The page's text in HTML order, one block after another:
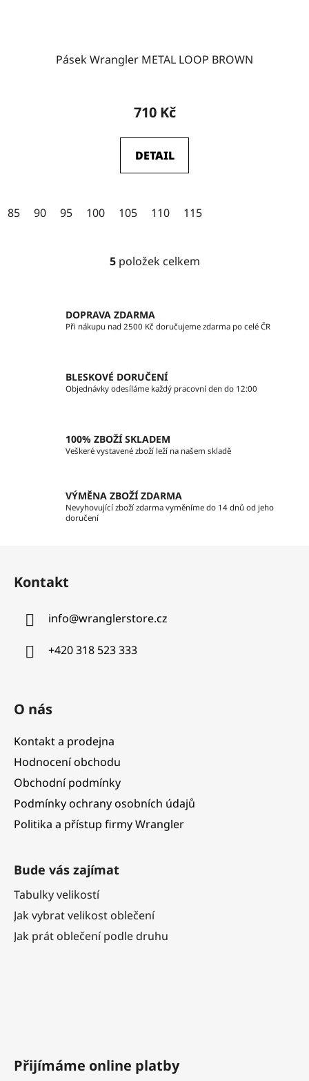
Pásek Wrangler METAL LOOP BROWN
hodnocení
je
5,0
hvězdiček.
710 Kč
DETAIL
85 90 95 100 105 110 115
O
á
d
í
p
k
y
p
i
5položek celkem
DOPRAVA ZDARMA
Při nákupu nad 2500 Kč doručujeme zdarma po celé ČR
BLESKOVÉ DORUČENÍ
Objednávky odesíláme každý pracovní den do 12:00
100% ZBOŽÍ SKLADEM
Veškeré vystavené zboží leží na našem skladě
VÝMĚNA ZBOŽÍ ZDARMA
Nevyhovující zboží zdarma vyměníme do 14 dnů od jeho
doručení
Kontakt
info@wranglerstore.cz
+420 318 523 333
O nás
Kontakt a prodejna
Hodnocení obchodu
Obchodní podmínky
Podmínky ochrany osobních údajů
Politika a přístup firmy Wrangler
Bude vás zajímat
Tabulky velikostí
Jak vybrat velikost oblečení
Jak prát oblečení podle druhu
Přijímáme online platby